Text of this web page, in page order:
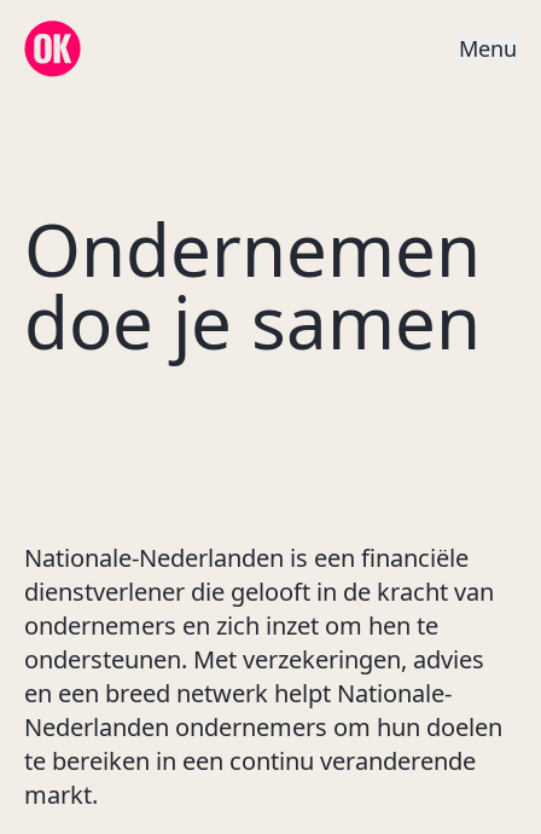
OK Creative Agency
Menu
Ondernemen
doe je samen
Nationale-Nederlanden is een financiële
dienstverlener die gelooft in de kracht van
ondernemers en zich inzet om hen te
ondersteunen. Met verzekeringen, advies
en een breed netwerk helpt Nationale-
Nederlanden ondernemers om hun doelen
te bereiken in een continu veranderende
markt.